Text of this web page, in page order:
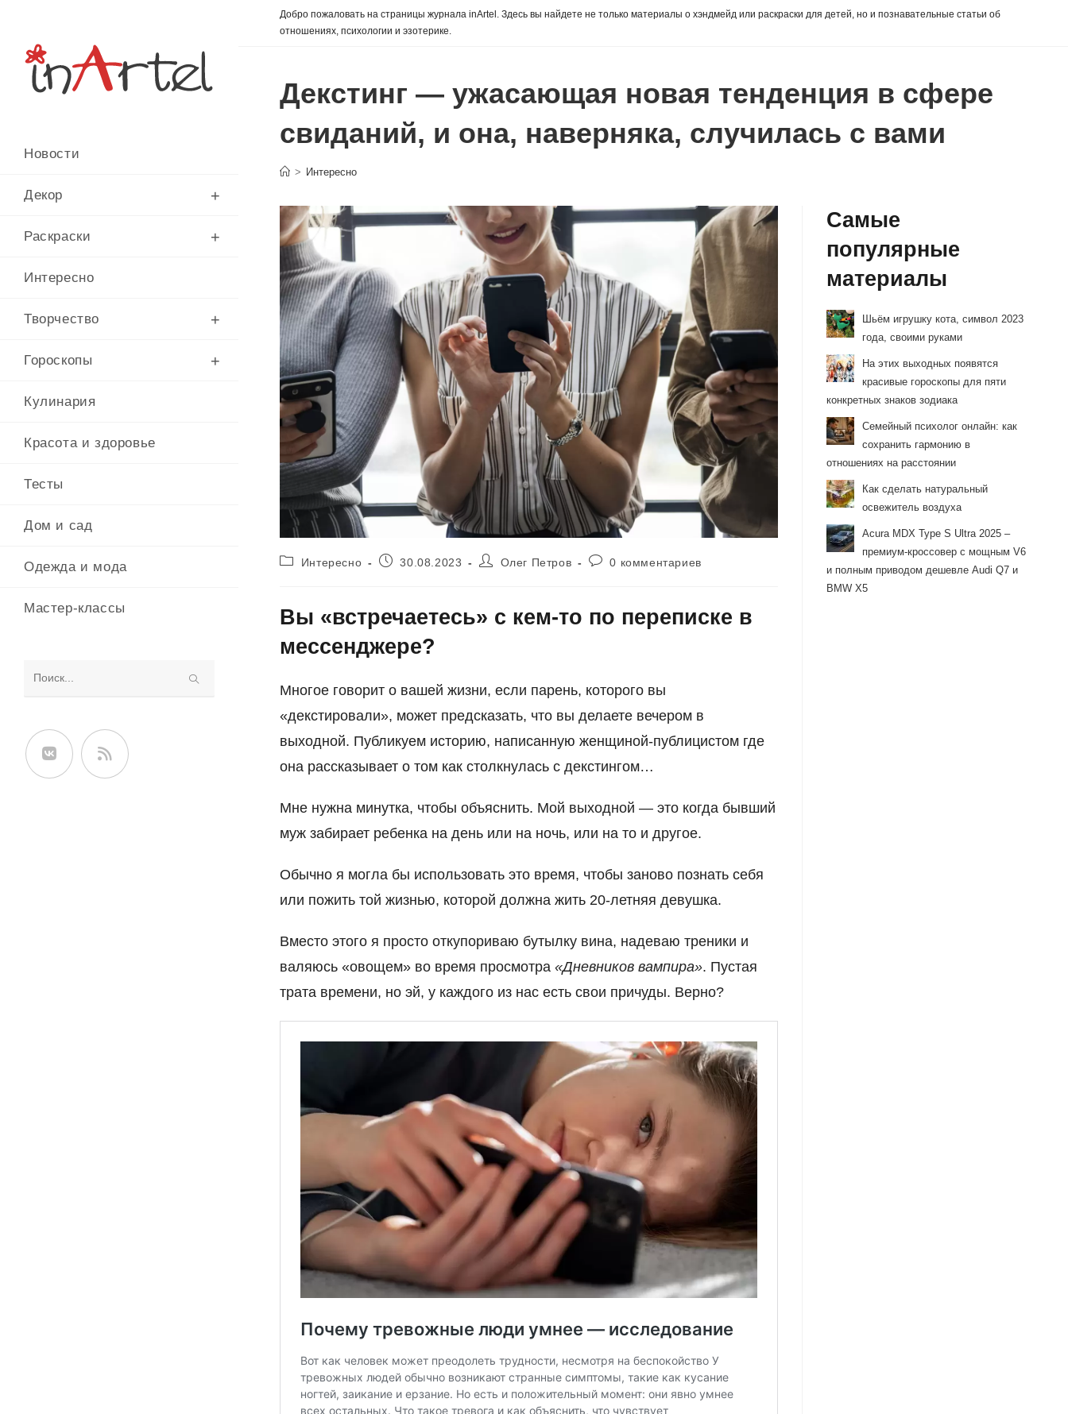
ПерейтиДобро пожаловать на страницы журнала inArtel. Здесь вы найдете не только материалы о хэндмейд или раскраски для детей, но и познавательные статьи об
отношениях, психологии и эзотерике.
Новости
Декор
Раскраски
Интересно
Творчество
Гороскопы
Кулинария
Красота и здоровье
Тесты
Дом и сад
Одежда и мода
Мастер-классы
сайте
Декстинг — ужасающая новая тенденция в сфере
свиданий, и она, наверняка, случилась с вами
> Интересно
РубрикаИнтересно
Запись30.08.2023
АвторОлег Петров
Комментарии
0 комментариев
Вы «встречаетесь» с кем-то по переписке в
мессенджере?
Многое говорит о вашей жизни, если парень, которого вы
«декстировали», может предсказать, что вы делаете вечером в
выходной. Публикуем историю, написанную женщиной-публицистом где
она рассказывает о том как столкнулась с декстингом…
Мне нужна минутка, чтобы объяснить. Мой выходной — это когда бывший
муж забирает ребенка на день или на ночь, или на то и другое.
Обычно я могла бы использовать это время, чтобы заново познать себя
или пожить той жизнью, которой должна жить 20-летняя девушка.
Вместо этого я просто откупориваю бутылку вина, надеваю треники и
валяюсь «овощем» во время просмотра«Дневников вампира». Пустая
трата времени, но эй, у каждого из нас есть свои причуды. Верно?
Самые
популярные
материалы
Шьём игрушку кота, символ 2023
года, своими руками
На этих выходных появятся
красивые гороскопы для пяти
конкретных знаков зодиака
Семейный психолог онлайн: как
сохранить гармонию в
отношениях на расстоянии
Как сделать натуральный
освежитель воздуха
Acura MDX Type S Ultra 2025 –
премиум-кроссовер с мощным V6
и полным приводом дешевле Audi Q7 и
BMW X5